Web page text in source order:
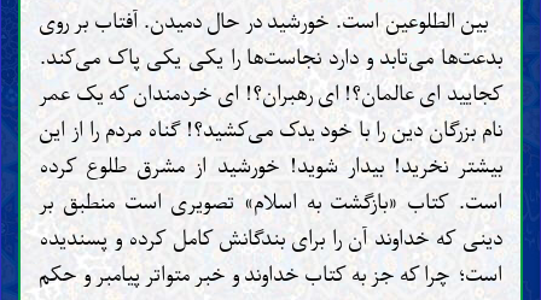
بین الطلوعین است. خورشید در حال دمیدن. آفتاب بر روی
بدعت‌ها می‌تابد و دارد نجاست‌ها را یکی یکی پاک می‌کند.
کجایید ای عالمان؟! ای رهبران؟! ای خردمندان که یک عمر
نام بزرگان دین را با خود یدک می‌کشید؟! گناه مردم را از این
بیشتر نخرید! بیدار شوید! خورشید از مشرق طلوع کرده
است. کتاب «بازگشت به اسلام» تصویری است منطبق بر
دینی که خداوند آن را برای بندگانش کامل کرده و پسندیده
است؛ چرا که جز به کتاب خداوند و خبر متواتر پیامبر و حکم